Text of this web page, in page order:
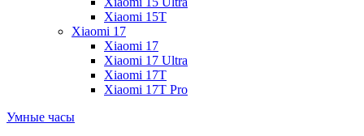
Xiaomi 15T
Xiaomi 17
Xiaomi 17
Xiaomi 17 Ultra
Xiaomi 17T
Xiaomi 17T Pro
Умные часы